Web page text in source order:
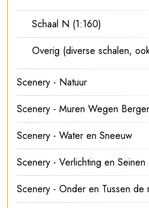
Schaal N (1:160)
Overig (diverse schalen,
Scenery - Natuur
Scenery - Muren Wegen
Scenery - Water en Sneeuw
Scenery - Verlichting en Seinen
Scenery - Onder en Tussen de